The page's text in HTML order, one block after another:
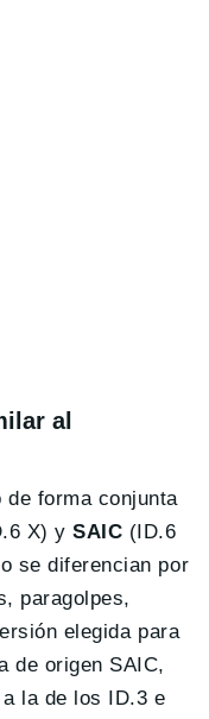
al
de forma conjunta
X) ySAIC (ID.6
se diferencian por
paragolpes,
elegida para
de origen SAIC,
la de los ID.3 e